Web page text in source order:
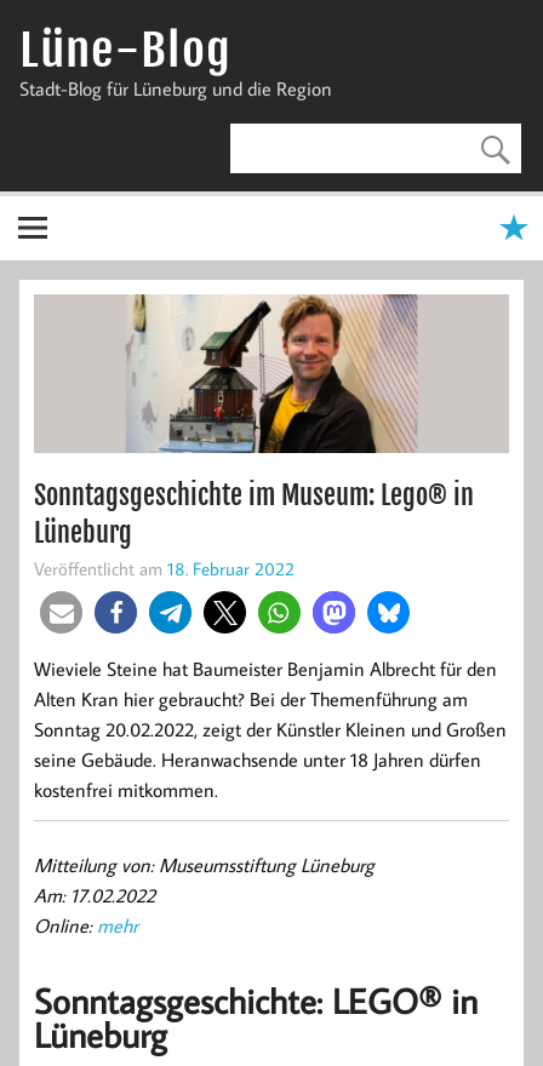
InhaltLüne-Blog
Stadt-Blog für Lüneburg und die Region
Sonntagsgeschichte im Museum: Lego® in
Lüneburg
Veröffentlicht am 18. Februar 2022
Wieviele Steine hat Baumeister Benjamin Albrecht für den
Alten Kran hier gebraucht? Bei der Themenführung am
Sonntag 20.02.2022, zeigt der Künstler Kleinen und Großen
seine Gebäude. Heranwachsende unter 18 Jahren dürfen
kostenfrei mitkommen.
Mitteilung von: Museumsstiftung Lüneburg
Am: 17.02.2022
Online: mehr
Sonntagsgeschichte: LEGO® in
Lüneburg